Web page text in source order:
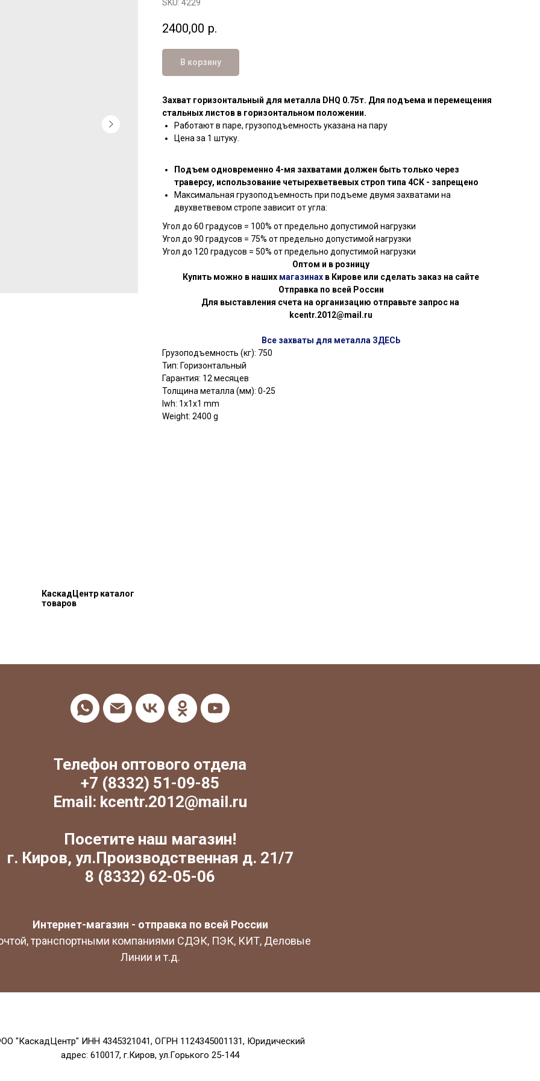
SKU: 4229
2400,00 р.
В корзину
Захват горизонтальный для металла DHQ 0.75т. Для подъема и перемещения
стальных листов в горизонтальном положении.
Работают в паре, грузоподъемность указана на пару
Цена за 1 штуку.
Подъем одновременно 4-мя захватами должен быть только через
траверсу, использование четырехветвевых строп типа 4СК - запрещено
Максимальная грузоподъемность при подъеме двумя захватами на
двухветвевом стропе зависит от угла:
Угол до 60 градусов = 100% от предельно допустимой нагрузки
Угол до 90 градусов = 75% от предельно допустимой нагрузки
Угол до 120 градусов = 50% от предельно допустимой нагрузки
Оптом и в розницу
Купить можно в наших магазинах в Кирове или сделать заказ на сайте
Отправка по всей России
Для выставления счета на организацию отправьте запрос на
kcentr.2012@mail.ru
Все захваты для металла ЗДЕСЬ
Грузоподъемность (кг): 750
Тип: Горизонтальный
Гарантия: 12 месяцев
Толщина металла (мм): 0-25
lwh: 1x1x1 mm
Weight: 2400 g
КаскадЦентр каталог
товаров
Телефон оптового отдела
+7 (8332) 51-09-85
Email: kcentr.2012@mail.ru
Посетите наш магазин!
г. Киров, ул.Производственная д. 21/7
8 (8332) 62-05-06
Интернет-магазин - отправка по всей России
транспортными компаниями СДЭК, ПЭК, КИТ, Деловые
Линии и т.д.
"КаскадЦентр" ИНН 4345321041, ОГРН 1124345001131, Юридический
адрес: 610017, г.Киров, ул.Горького 25-144